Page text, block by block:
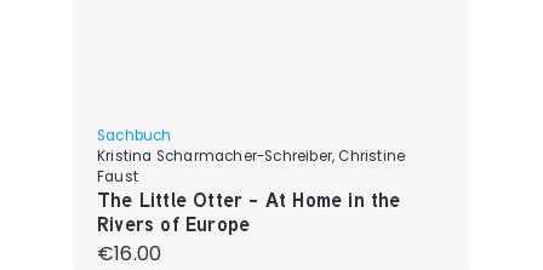
Sachbuch
Kristina Scharmacher-Schreiber, Christine
Faust
The Little Otter - At Home in the
Rivers of Europe
Regular price:
€16.00